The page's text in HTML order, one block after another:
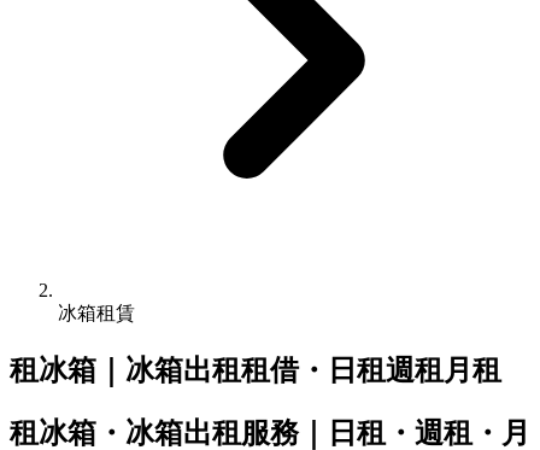
冰箱租賃
租冰箱｜冰箱出租租借・日租週租月租
租冰箱・冰箱出租服務｜日租・週租・月